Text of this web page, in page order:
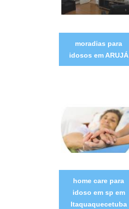
moradias para
idosos em ARUJÁ
home care para
idoso em sp em
Itaquaquecetuba